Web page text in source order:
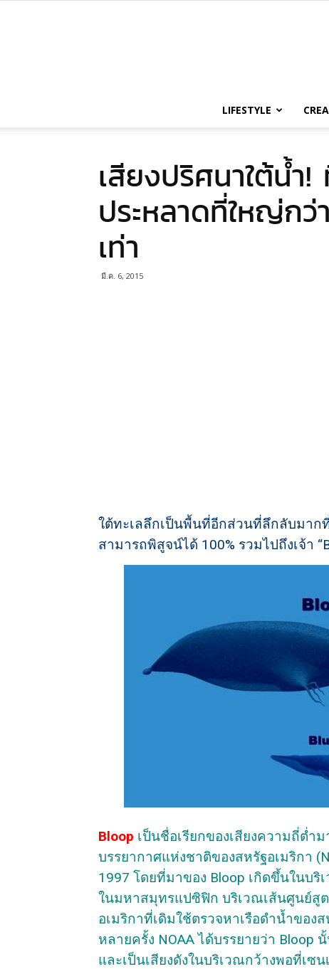
LIFESTYLE
เสียงปริศนาใต้น้ำ
ประหลาดที่ใหญ่กว่
เท่า
มี.ค. 6, 2015
ใต้ทะเลลึกเป็นพื้นที่อีกส่วนที่ลึกลับมาก
สามารถพิสูจน์ได้ 100% รวมไปถึงเจ้า
Bloop เป็นชื่อเรียกของเสียงความถี่ต่ำ
บรรยากาศแห่งชาติของสหรัฐอเมริกา
1997 โดยที่มาของ Bloop เกิดขึ้นในบริ
ในมหาสมุทรแปซิฟิก บริเวณเส้นศูนย์สูต
อเมริกาที่เดิมใช้ตรวจหาเรือดำน้ำของ
หลายครั้ง NOAA ได้บรรยายว่า Bloop
และเป็นเสียงดังในบริเวณกว้างพอที่เซ